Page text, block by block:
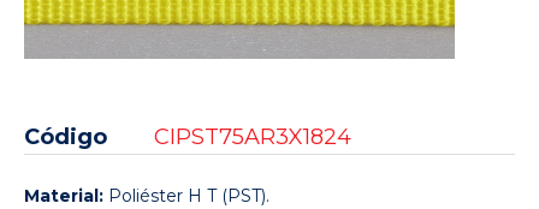
Código CIPST75AR3X1824
Material: Poliéster H T (PST).